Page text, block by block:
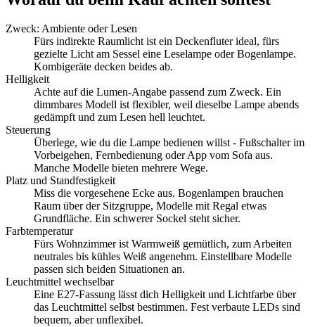
Zweck: Ambiente oder Lesen
Fürs indirekte Raumlicht ist ein Deckenfluter ideal, fürs
gezielte Licht am Sessel eine Leselampe oder Bogenlampe.
Kombigeräte decken beides ab.
Helligkeit
Achte auf die Lumen-Angabe passend zum Zweck. Ein
dimmbares Modell ist flexibler, weil dieselbe Lampe abends
gedämpft und zum Lesen hell leuchtet.
Steuerung
Überlege, wie du die Lampe bedienen willst - Fußschalter im
Vorbeigehen, Fernbedienung oder App vom Sofa aus.
Manche Modelle bieten mehrere Wege.
Platz und Standfestigkeit
Miss die vorgesehene Ecke aus. Bogenlampen brauchen
Raum über der Sitzgruppe, Modelle mit Regal etwas
Grundfläche. Ein schwerer Sockel steht sicher.
Farbtemperatur
Fürs Wohnzimmer ist Warmweiß gemütlich, zum Arbeiten
neutrales bis kühles Weiß angenehm. Einstellbare Modelle
passen sich beiden Situationen an.
Leuchtmittel wechselbar
Eine E27-Fassung lässt dich Helligkeit und Lichtfarbe über
das Leuchtmittel selbst bestimmen. Fest verbaute LEDs sind
bequem, aber unflexibel.